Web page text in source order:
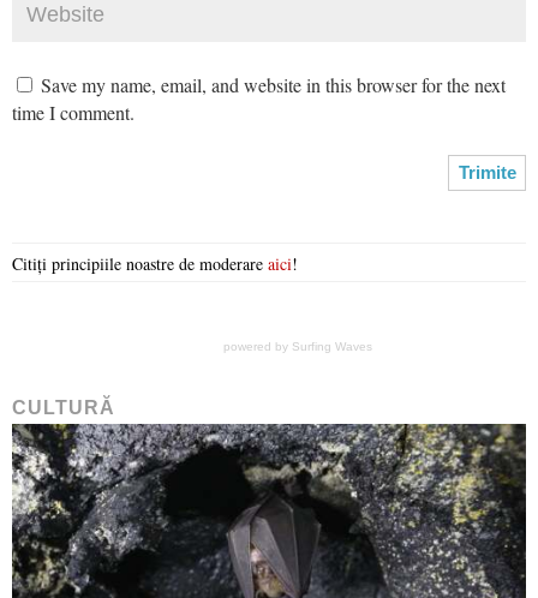
Save my name, email, and website in this browser for the next
time I comment.
Citiți principiile noastre de moderare aici!
powered by Surfing Waves
CULTURĂ